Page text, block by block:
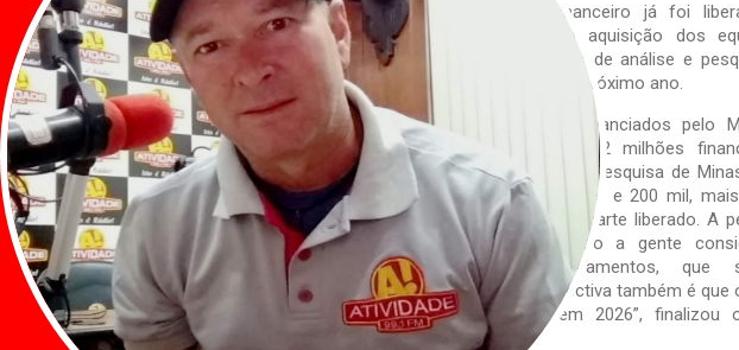
Parte do recurso financeiro já foi
possibilita começar a aquisição dos
Com isso, os trabalhos de análise e
começar já no início do próximo ano.
“São R$ 4,2 milhões financiados pelo
Minas e Energia e R$ 2 milhões
Fundação de Amparo à Pesquisa de
um total de R$ 6 milhões e 200 mil,
Esse recurso já foi em parte liberado. A
que até o final do ano a gente
aquisição dos equipamentos, que
importados. E a perspectiva também é que
sejam iniciados já em 2026”, finalizou
Eduardo.